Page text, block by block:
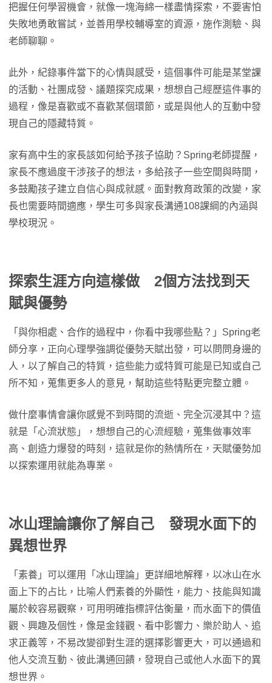
把握任何學習機會，就像一塊海綿一樣盡情探索，不要害怕
失敗地勇敢嘗試，並善用學校輔導室的資源，施作測驗、與
老師聊聊。
此外，紀錄事件當下的心情與感受，這個事件可能是某堂課
的活動、社團成發、議題探究成果，想想自己經歷這件事的
過程，像是喜歡或不喜歡某個環節，或是與他人的互動中發
現自己的隱藏特質。
家有高中生的家長該如何給予孩子協助？Spring老師提醒，
家長不應過度干涉孩子的想法，多給孩子一些空間與時間，
多鼓勵孩子建立自信心與成就感。面對教育政策的改變，家
長也需要時間適應，學生可多與家長溝通108課綱的內涵與
學校現況。
探索生涯方向這樣做 2個方法找到天
賦與優勢
「與你相處、合作的過程中，你看中我哪些點？」Spring老
師分享，正向心理學強調從優勢天賦出發，可以問問身邊的
人，以了解自己的特質，這些能力或特質可能是已知或自己
所不知，蒐集更多人的意見，幫助這些特點更完整立體。
做什麼事情會讓你感覺不到時間的流逝、完全沉浸其中？這
就是「心流狀態」，想想自己的心流經驗，蒐集做事效率
高、創造力爆發的時刻，這就是你的熱情所在，天賦優勢加
以探索運用就能為專業。
冰山理論讓你了解自己 發現水面下的
異想世界
「素養」可以運用「冰山理論」更詳細地解釋，以冰山在水
面上下的占比，比喻人們素養的外顯性，能力、技能與知識
屬於較容易觀察，可用明確指標評估衡量，而水面下的價值
觀、興趣及個性，像是金錢觀、看中影響力、樂於助人、追
求正義等，不易改變卻對生涯的選擇影響更大，可以通過和
他人交流互動、彼此溝通回饋，發現自己或他人水面下的異
想世界。